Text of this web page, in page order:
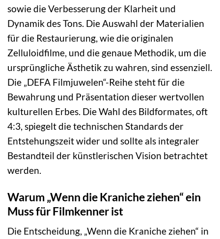
sowie die Verbesserung der Klarheit und
Dynamik des Tons. Die Auswahl der Materialien
für die Restaurierung, wie die originalen
Zelluloidfilme, und die genaue Methodik, um die
ursprüngliche Ästhetik zu wahren, sind essenziell.
Die „DEFA Filmjuwelen“-Reihe steht für die
Bewahrung und Präsentation dieser wertvollen
kulturellen Erbes. Die Wahl des Bildformates, oft
4:3, spiegelt die technischen Standards der
Entstehungszeit wider und sollte als integraler
Bestandteil der künstlerischen Vision betrachtet
werden.
Warum „Wenn die Kraniche ziehen“ ein
Muss für Filmkenner ist
Die Entscheidung, „Wenn die Kraniche ziehen“ in